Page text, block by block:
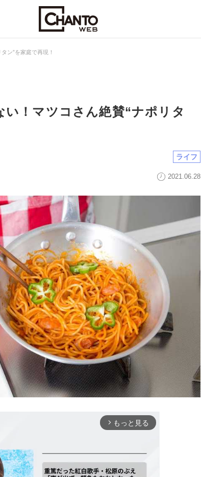
ン”を家庭で再現！
！マツコさん絶賛“ナポリタ
ライフ
2021.06.28
arrow_forward_ios もっと見る